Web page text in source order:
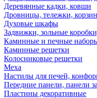
Деревянные кадки, ковши
Дровницы, тележки,
Духовые шкафы
Задвижки, зольные
Каминные и печные
Каминные решетки
Колосниковые решетки
Меха
Настилы для печей,
Передние панели, панели
Пластины декоративные